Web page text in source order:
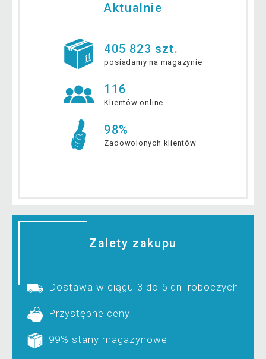
Aktualnie
405 823 szt.
posiadamy na magazynie
116
Klientów online
98%
Zadowolonych klientów
Zalety zakupu
Dostawa w ciągu 3 do 5 dni roboczych
Przystępne ceny
99% stany magazynowe